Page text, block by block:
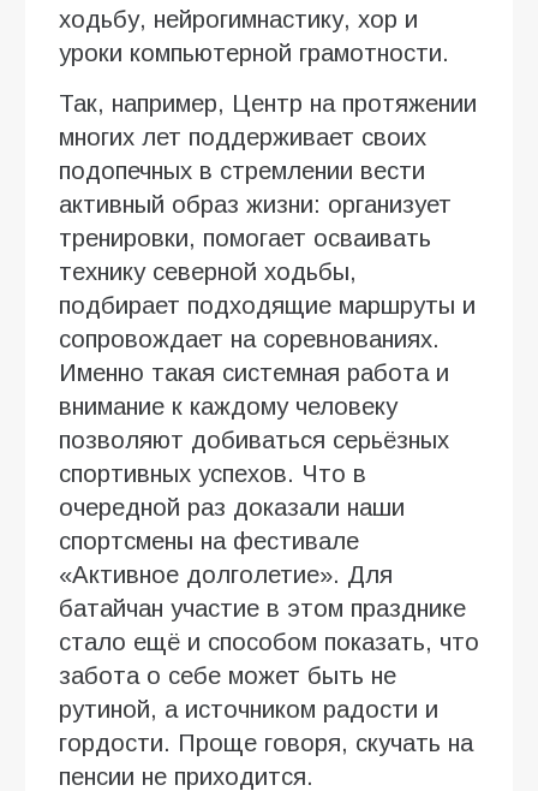
ходьбу, нейрогимнастику, хор и
уроки компьютерной грамотности.
Так, например, Центр на протяжении
многих лет поддерживает своих
подопечных в стремлении вести
активный образ жизни: организует
тренировки, помогает осваивать
технику северной ходьбы,
подбирает подходящие маршруты и
сопровождает на соревнованиях.
Именно такая системная работа и
внимание к каждому человеку
позволяют добиваться серьёзных
спортивных успехов. Что в
очередной раз доказали наши
спортсмены на фестивале
«Активное долголетие». Для
батайчан участие в этом празднике
стало ещё и способом показать, что
забота о себе может быть не
рутиной, а источником радости и
гордости. Проще говоря, скучать на
пенсии не приходится.